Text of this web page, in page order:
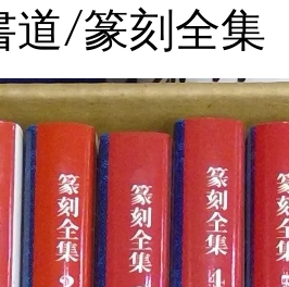
道/篆刻全